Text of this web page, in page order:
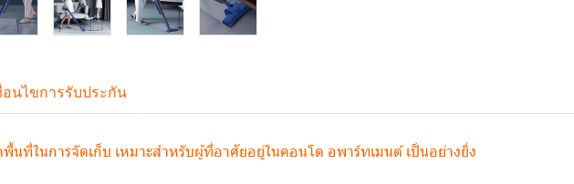
อนไขการรับประกัน
นที่ในการจัดเก็บ เหมาะสำหรับผู้ที่อาศัยอยู่ในคอนโด อพาร์ทเมนต์ เป็นอย่างยิ่ง